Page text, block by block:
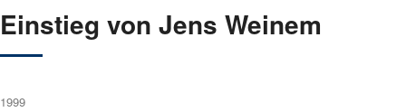
Ein­stieg von Jens Wei­nem
1999